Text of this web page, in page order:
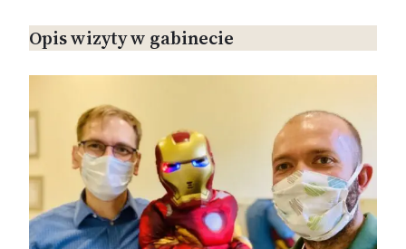
Opis wizyty w gabinecie